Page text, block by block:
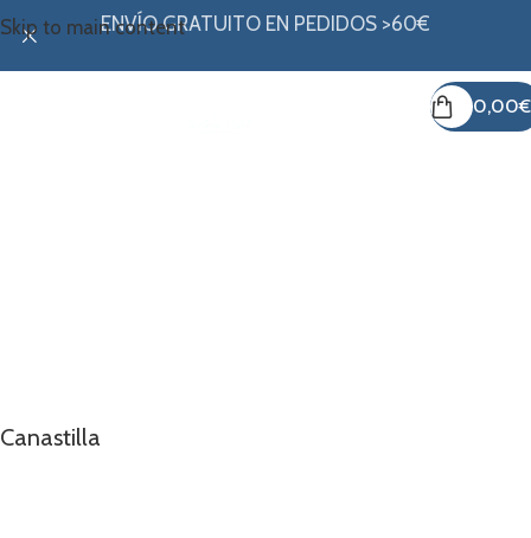
Skip to main contentENVÍO GRATUITO EN PEDIDOS >60€
0,00€
Canastilla